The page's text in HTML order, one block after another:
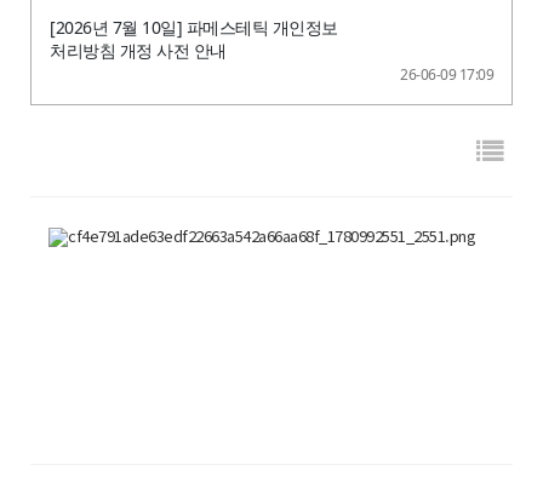
[2026년 7월 10일] 파메스테틱 개인정보
처리방침 개정 사전 안내
26-06-09 17:09